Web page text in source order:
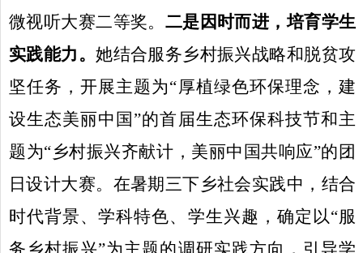
微视听大赛二等奖。 二是因时而进，培育学生
实践能力。她结合服务乡村振兴战略和脱贫攻
坚任务，开展主题为“厚植绿色环保理念，建
设生态美丽中国”的首届生态环保科技节和主
题为“乡村振兴齐献计，美丽中国共响应”的团
日设计大赛。在暑期三下乡社会实践中，结合
时代背景、学科特色、学生兴趣，确定以“服
务乡村振兴”为主题的调研实践方向，引导学